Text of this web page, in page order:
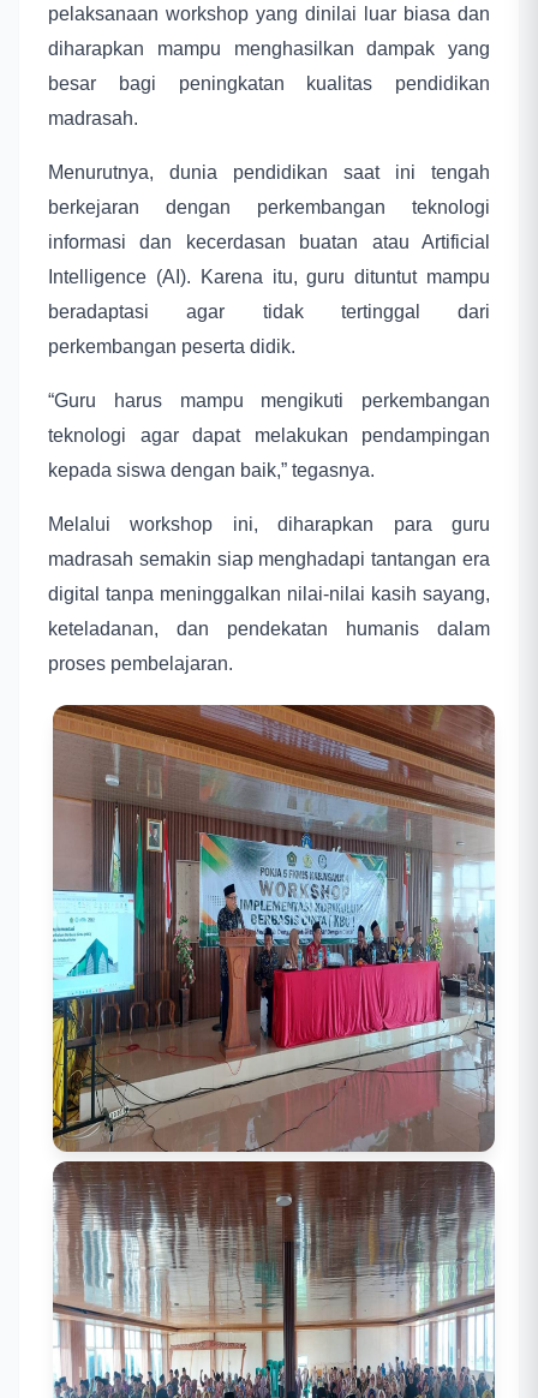
pelaksanaan workshop yang dinilai luar biasa dan
diharapkan mampu menghasilkan dampak yang
besar bagi peningkatan kualitas pendidikan
madrasah.
Menurutnya, dunia pendidikan saat ini tengah
berkejaran dengan perkembangan teknologi
informasi dan kecerdasan buatan atau Artificial
Intelligence (AI). Karena itu, guru dituntut mampu
beradaptasi agar tidak tertinggal dari
perkembangan peserta didik.
“Guru harus mampu mengikuti perkembangan
teknologi agar dapat melakukan pendampingan
kepada siswa dengan baik,” tegasnya.
Melalui workshop ini, diharapkan para guru
madrasah semakin siap menghadapi tantangan era
digital tanpa meninggalkan nilai-nilai kasih sayang,
keteladanan, dan pendekatan humanis dalam
proses pembelajaran.